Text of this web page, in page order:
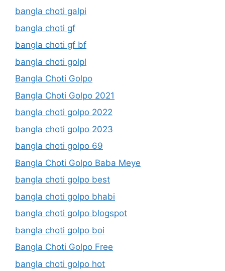
bangla choti galpi
bangla choti gf
bangla choti gf bf
bangla choti golpl
Bangla Choti Golpo
Bangla Choti Golpo 2021
bangla choti golpo 2022
bangla choti golpo 2023
bangla choti golpo 69
Bangla Choti Golpo Baba Meye
bangla choti golpo best
bangla choti golpo bhabi
bangla choti golpo blogspot
bangla choti golpo boi
Bangla Choti Golpo Free
bangla choti golpo hot